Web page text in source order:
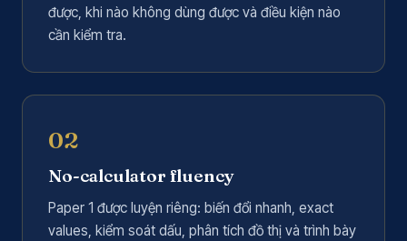
được, khi nào không dùng được và điều kiện nào
cần kiểm tra.
02
No-calculator fluency
Paper 1 được luyện riêng: biến đổi nhanh, exact
values, kiểm soát dấu, phân tích đồ thị và trình bày